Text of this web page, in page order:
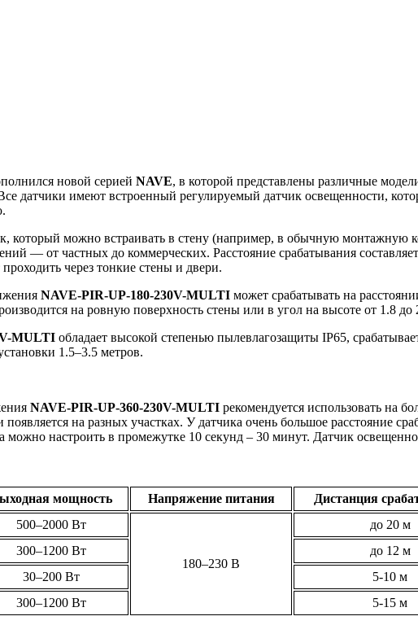
новой серией NAVE, в которой представлены различные
датчики имеют встроенный регулируемый датчик освещенности,
который можно встраивать в стену (например, в обычную монтажную
— от частных до коммерческих. Расстояние срабатывания
через тонкие стены и двери.
NAVE-PIR-UP-180-230V-MULTI может срабатывать на
на ровную поверхность стены или в угол на высоте от 1.8 до
MULTI обладает высокой степенью пылевлагозащиты IP65,
1.5–3.5 метров.
NAVE-PIR-UP-360-230V-MULTI рекомендуется использовать на
на разных участках. У датчика очень большое расстояние
можно настроить в промежутке 10 секунд – 30 минут. Датчик
мощность Напряжение питания Дистанция
500–2000 Вт
180–230 В
до 20 м
300–1200 Вт до 12 м
30–200 Вт 5-10 м
300–1200 Вт 5-15 м